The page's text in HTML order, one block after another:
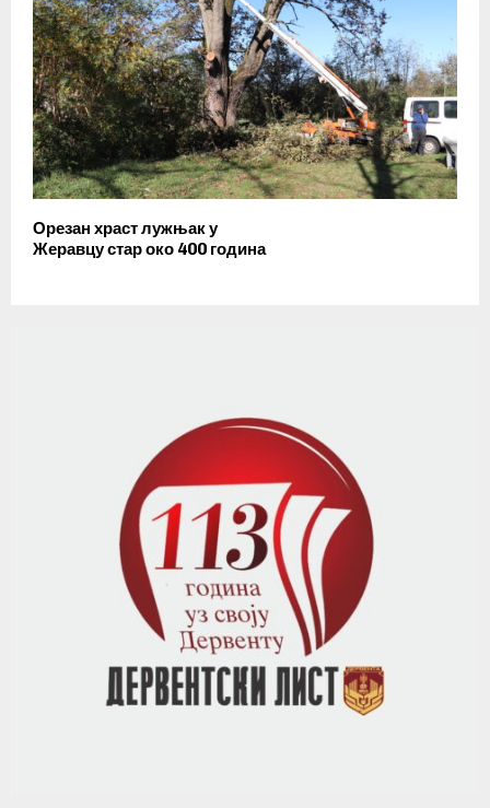
Орезан храст лужњак у
Жеравцу стар око 400 година